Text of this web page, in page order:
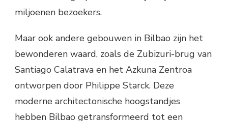
miljoenen bezoekers.
Maar ook andere gebouwen in Bilbao zijn het
bewonderen waard, zoals de Zubizuri-brug van
Santiago Calatrava en het Azkuna Zentroa
ontworpen door Philippe Starck. Deze
moderne architectonische hoogstandjes
hebben Bilbao getransformeerd tot een